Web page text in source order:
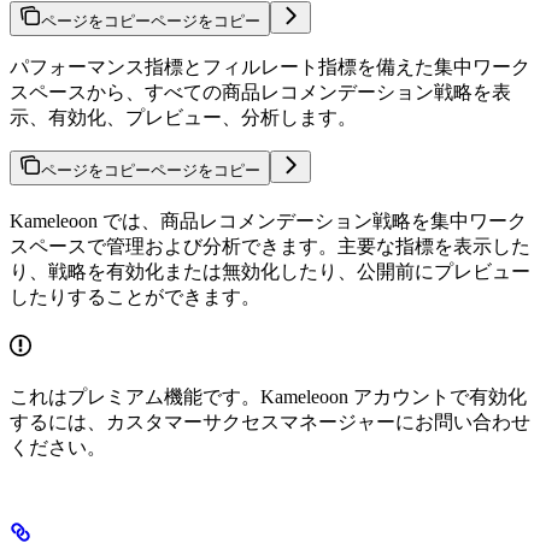
ページをコピーページをコピー
パフォーマンス指標とフィルレート指標を備えた集中ワーク
スペースから、すべての商品レコメンデーション戦略を表
示、有効化、プレビュー、分析します。
ページをコピーページをコピー
Kameleoon では、商品レコメンデーション戦略を集中ワーク
スペースで管理および分析できます。主要な指標を表示した
り、戦略を有効化または無効化したり、公開前にプレビュー
したりすることができます。
これはプレミアム機能です。Kameleoon アカウントで有効化
するには、カスタマーサクセスマネージャーにお問い合わせ
ください。